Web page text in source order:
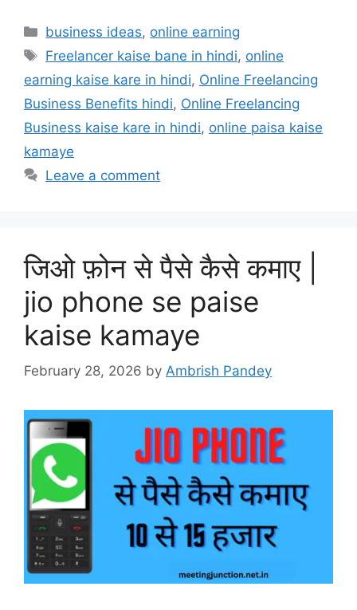
Categories
business ideas, online earning
Tags
Freelancer kaise bane in hindi, online
earning kaise kare in hindi, Online Freelancing
Business Benefits hindi, Online Freelancing
Business kaise kare in hindi, online paisa kaise
kamaye
Leave a comment
जिओ फ़ोन से पैसे कैसे कमाए |
jio phone se paise
kaise kamaye
February 28, 2026 by Ambrish Pandey